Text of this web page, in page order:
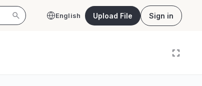
English Upload File Sign in